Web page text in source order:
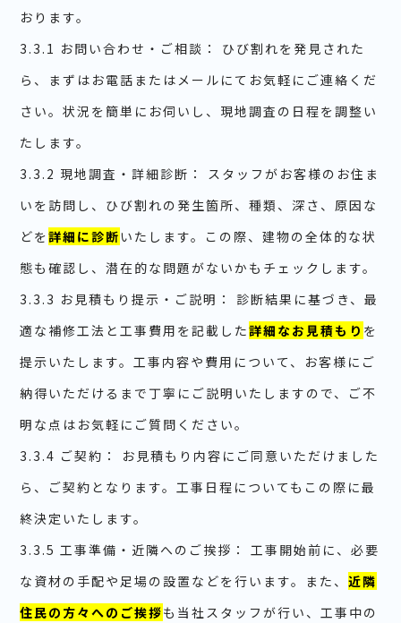
おります。
3.3.1 お問い合わせ・ご相談： ひび割れを発見された
ら、まずはお電話またはメールにてお気軽にご連絡くだ
さい。状況を簡単にお伺いし、現地調査の日程を調整い
たします。
3.3.2 現地調査・詳細診断： スタッフがお客様のお住ま
いを訪問し、ひび割れの発生箇所、種類、深さ、原因な
どを詳細に診断いたします。この際、建物の全体的な状
態も確認し、潜在的な問題がないかもチェックします。
3.3.3 お見積もり提示・ご説明： 診断結果に基づき、最
適な補修工法と工事費用を記載した詳細なお見積もり を
提示いたします。工事内容や費用について、お客様にご
納得いただけるまで丁寧にご説明いたしますので、ご不
明な点はお気軽にご質問ください。
3.3.4 ご契約： お見積もり内容にご同意いただけました
ら、ご契約となります。工事日程についてもこの際に最
終決定いたします。
3.3.5 工事準備・近隣へのご挨拶： 工事開始前に、必要
な資材の手配や足場の設置などを行います。また、近隣
住民の方々へのご挨拶も当社スタッフが行い、工事中の